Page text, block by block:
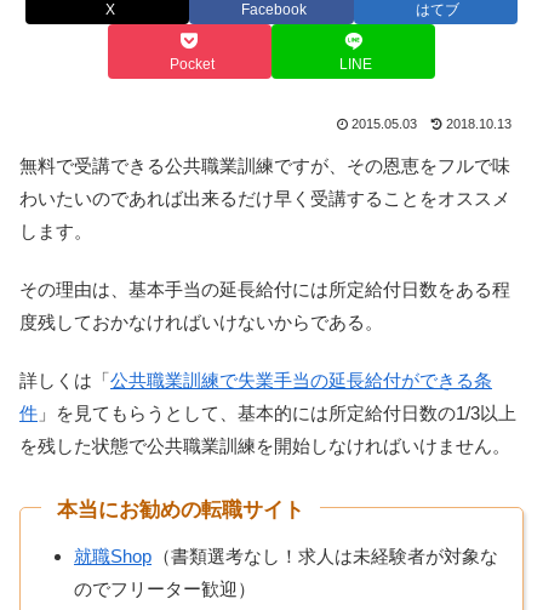
X Facebook はてブ
Pocket LINE
2015.05.03 2018.10.13
無料で受講できる公共職業訓練ですが、その恩恵をフルで味
わいたいのであれば出来るだけ早く受講することをオススメ
します。
その理由は、基本手当の延長給付には所定給付日数をある程
度残しておかなければいけないからである。
詳しくは「公共職業訓練で失業手当の延長給付ができる条
件 」を見てもらうとして、基本的には所定給付日数の1/3以上
を残した状態で公共職業訓練を開始しなければいけません。
本当にお勧めの転職サイト
就職Shop （書類選考なし！求人は未経験者が対象な
のでフリーター歓迎）